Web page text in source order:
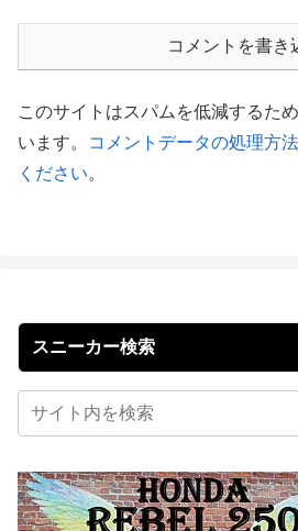
コメントを書き
このサイトはスパムを低減するた
います。
コメントデータの処理方
ください。
スニーカー検索